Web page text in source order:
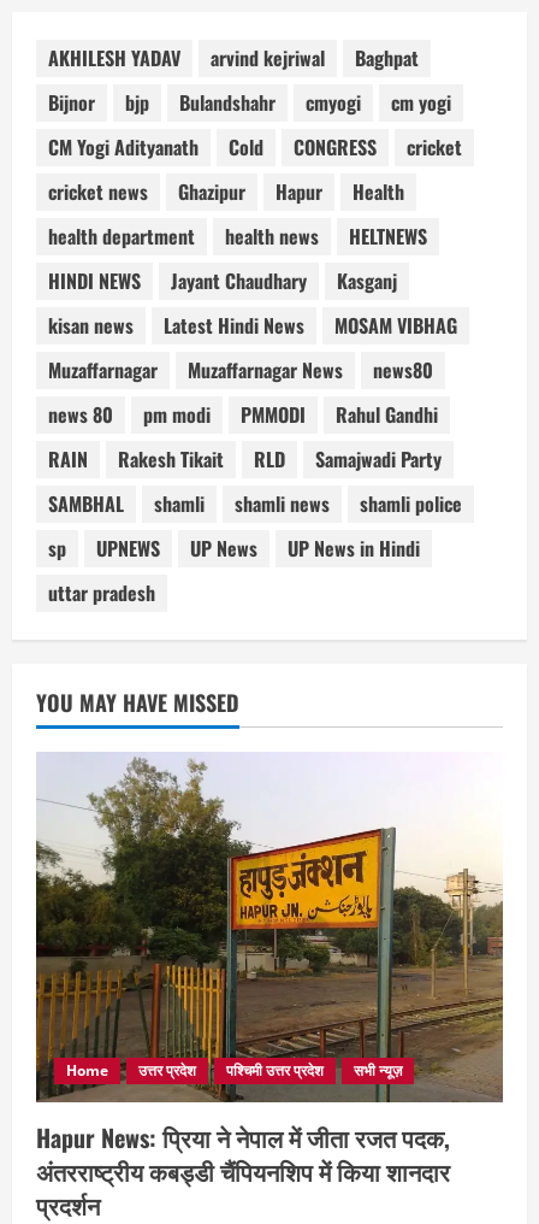
AKHILESH YADAV arvind kejriwal
Baghpat
Bijnor
bjp Bulandshahr cmyogi
cm yogi
CM Yogi Adityanath
Cold CONGRESS
cricket
cricket news
Ghazipur Hapur
Health
health department
health news
HELTNEWS
HINDI NEWS
Jayant Chaudhary
Kasganj
kisan news
Latest Hindi News
MOSAM VIBHAG
Muzaffarnagar
Muzaffarnagar News
news80
news 80
pm modi PMMODI
Rahul Gandhi
RAIN
Rakesh Tikait RLD
Samajwadi Party
SAMBHAL
shamli shamli news
shamli police
sp
UPNEWS UP News
UP News in Hindi
uttar pradesh
YOU MAY HAVE MISSED
Home उत्तर प्रदेश पश्चिमी उत्तर प्रदेश सभी न्यूज़
Hapur News: प्रिया ने नेपाल में जीता रजत पदक,
अंतरराष्ट्रीय कबड्डी चैंपियनशिप में किया शानदार
प्रदर्शन